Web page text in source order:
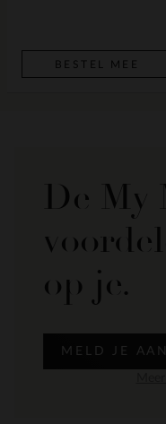
BESTEL MEE
De My
op je.
MELD JE